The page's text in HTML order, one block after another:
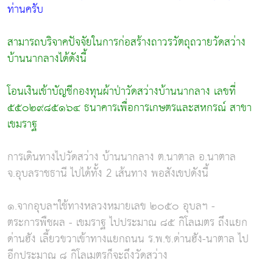
ท่านครับ
สามารถบริจาคปัจจัยในการก่อสร้างถาวรวัตถุถวายวัดสว่าง
บ้านนากลางได้ดังนี้
โอนเงินเข้าบัญชีกองทุนผ้าป่าวัดสว่างบ้านนากลาง เลขที่
๕๕๐๒๙๘๕๑๖๔ ธนาคารเพื่อการเกษตรและสหกรณ์ สาขา
เขมราฐ
การเดินทางไปวัดสว่าง บ้านนากลาง ต.นาตาล อ.นาตาล
จ.อุบลราชธานี ไปได้ทั้ง 2 เส้นทาง พอสังเขปดังนี้
๑.จากอุบลฯใช้ทางหลวงหมายเลข ๒๐๕๐ อุบลฯ -
ตระการพืชผล - เขมราฐ ไปประมาณ ๘๕ กิโลเมตร ถึงแยก
ด่านฮัง เลี้ยวขวาเข้าทางแยกถนน ร.พ.ช.ด่านฮัง-นาตาล ไป
อีกประมาณ ๘ กิโลเมตรก็จะถึงวัดสว่าง